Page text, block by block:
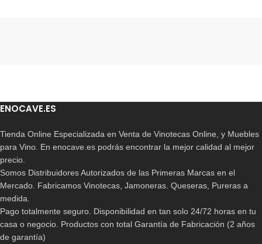
ENOCAVE.ES
Tienda Online Especializada en Venta de Vinotecas Online, y Muebles
para Vino. En enocave.es podrás encontrar la mejor calidad al mejor
precio.
Somos Distribuidores Autorizados de las Primeras Marcas en el
Mercado. Fabricamos Vinotecas, Jamoneras. Queseras, Pureras a
medida.
Pago totalmente seguro. Disponibilidad en tan solo 24/72 horas en tu
casa o negocio. Productos con total Garantía de Fabricación (2 años
de garantía)